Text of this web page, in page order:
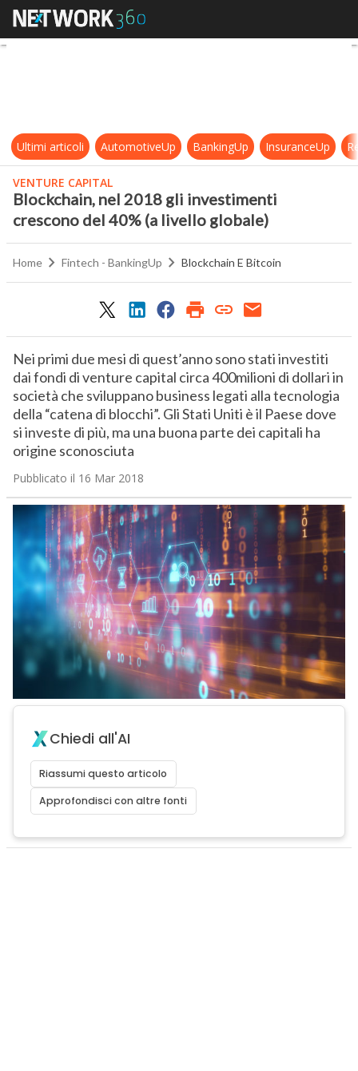
Blockchain, nel 2018 gli
Ultimi articoli AutomotiveUp BankingUp InsuranceUp
VENTURE CAPITAL
Blockchain, nel 2018 gli investimenti
crescono del 40% (a livello globale)
Home Fintech - BankingUp Blockchain E Bitcoin
Nei primi due mesi di quest’anno sono stati investiti
dai fondi di venture capital circa 400milioni di dollari in
società che sviluppano business legati alla tecnologia
della “catena di blocchi”. Gli Stati Uniti è il Paese dove
si investe di più, ma una buona parte dei capitali ha
origine sconosciuta
Pubblicato il 16 Mar 2018
Chiedi all'AI
Riassumi questo articolo
Approfondisci con altre fonti